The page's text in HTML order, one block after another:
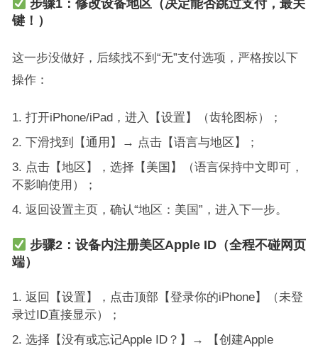
步骤1：修改设备地区（决定能否跳过支付，最关
键！）
这一步没做好，后续找不到“无”支付选项，严格按以下
操作：
打开iPhone/iPad，进入【设置】（齿轮图标）；
下滑找到【通用】→ 点击【语言与地区】；
点击【地区】，选择【美国】（语言保持中文即可，
不影响使用）；
返回设置主页，确认“地区：美国”，进入下一步。
步骤2：设备内注册美区Apple ID（全程不碰网页
端）
返回【设置】，点击顶部【登录你的iPhone】（未登
录过ID直接显示）；
选择【没有或忘记Apple ID？】→ 【创建Apple